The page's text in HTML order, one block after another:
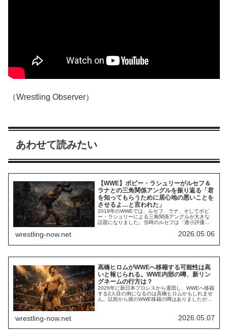
（Wrestling Observer）
あわせて読みたい
【WWE】ボビー・ラシュリーがルセフ＆
ラナとの三角関係アングルを振り返る「君
を知ってもらうために居心地の悪いことを
させるよ…と言われた」
2019年のWWEでは、ルセフ、ラナ、そしてボビ
ー・ラシュリーによる三角関係アングルが大きな
話題になりました。当時のルセフは「過小評価さ
の不遇を象徴するものの一つだと認識されていま
結婚式へ。そこでケーキからルセフが飛び出して
とし...
wrestling-now.net 2026.05.06
高橋ヒロムがWWEへ移籍する可能性は高
いと報じられる。WWE内部の噂、新リン
グネームの行方は？
2026年に新日本プロレスから退団し、WWEへ移籍
する2人目の例になるのは高橋ヒロムかもしれませ
ん。以前から彼のWWE移籍の噂はありましたが、
ューを果たし、新リングネームが「Naraku（ナラ
ク、奈落）」であることも発表されています。ヒ
wrestling-now.net 2026.05.07